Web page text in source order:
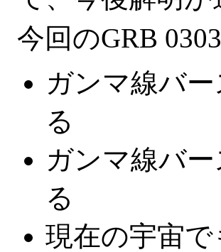
今回のGRB
ガンマ線バ
る
ガンマ線バ
る
現在の宇宙